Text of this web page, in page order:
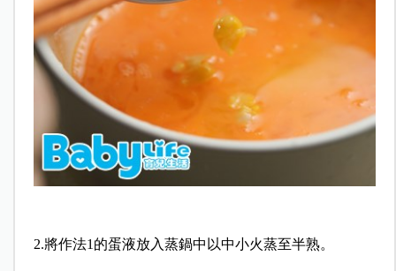
2.將作法1的蛋液放入蒸鍋中以中小火蒸至半熟。